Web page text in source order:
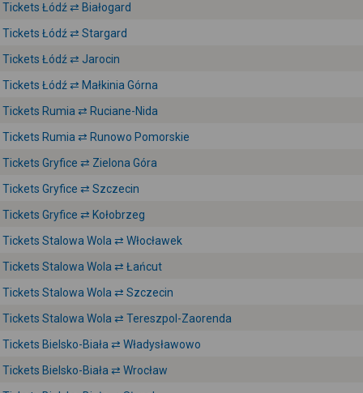
Tickets Łódź ⇄ Białogard
Tickets Łódź ⇄ Stargard
Tickets Łódź ⇄ Jarocin
Tickets Łódź ⇄ Małkinia Górna
Tickets Rumia ⇄ Ruciane-Nida
Tickets Rumia ⇄ Runowo Pomorskie
Tickets Gryfice ⇄ Zielona Góra
Tickets Gryfice ⇄ Szczecin
Tickets Gryfice ⇄ Kołobrzeg
Tickets Stalowa Wola ⇄ Włocławek
Tickets Stalowa Wola ⇄ Łańcut
Tickets Stalowa Wola ⇄ Szczecin
Tickets Stalowa Wola ⇄ Tereszpol-Zaorenda
Tickets Bielsko-Biała ⇄ Władysławowo
Tickets Bielsko-Biała ⇄ Wrocław